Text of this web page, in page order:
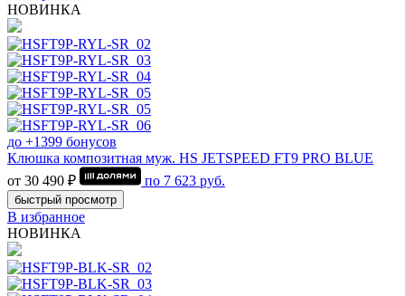
НОВИНКА
до +1399 бонусов
Клюшка композитная муж. HS JETSPEED FT9 PRO BLUE
от 30 490 ₽
по 7 623 руб.
быстрый просмотр
В избранное
НОВИНКА